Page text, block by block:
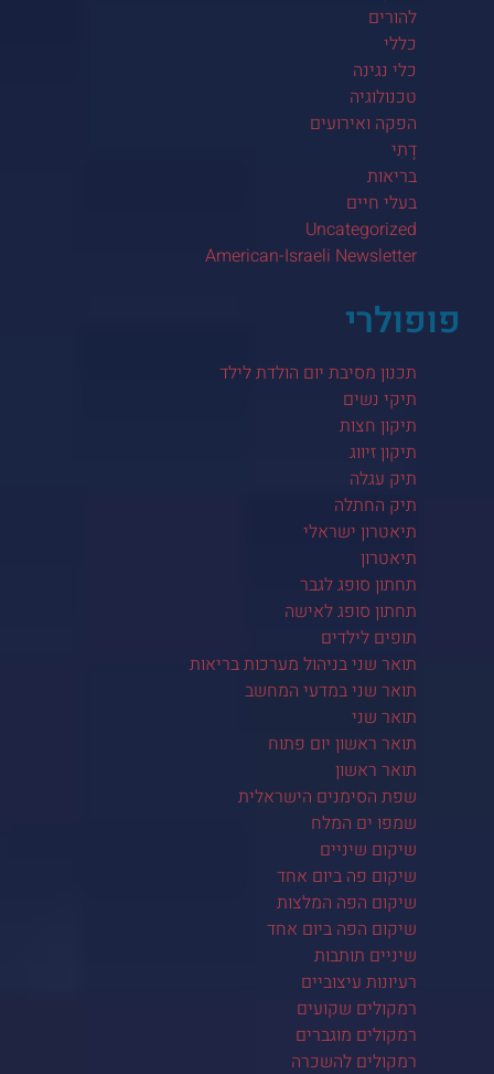
להורים
כללי
כלי נגינה
טכנולוגיה
הפקה ואירועים
דָתִי
בריאות
בעלי חיים
Uncategorized
American-Israeli Newsletter
פופולרי
תכנון מסיבת יום הולדת לילד
תיקי נשים
תיקון חצות
תיקון זיווג
תיק עגלה
תיק החתלה
תיאטרון ישראלי
תיאטרון
תחתון סופג לגבר
תחתון סופג לאישה
תופים לילדים
תואר שני בניהול מערכות בריאות
תואר שני במדעי המחשב
תואר שני
תואר ראשון יום פתוח
תואר ראשון
שפת הסימנים הישראלית
שמפו ים המלח
שיקום שיניים
שיקום פה ביום אחד
שיקום הפה המלצות
שיקום הפה ביום אחד
שיניים תותבות
רעיונות עיצוביים
רמקולים שקועים
רמקולים מוגברים
רמקולים להשכרה